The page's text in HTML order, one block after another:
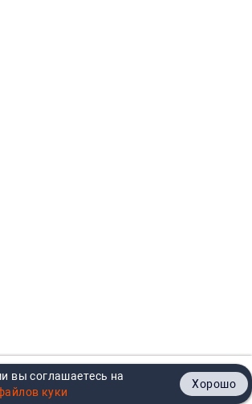
Кабинет Контакты
вы соглашаетесь на
Хорошо